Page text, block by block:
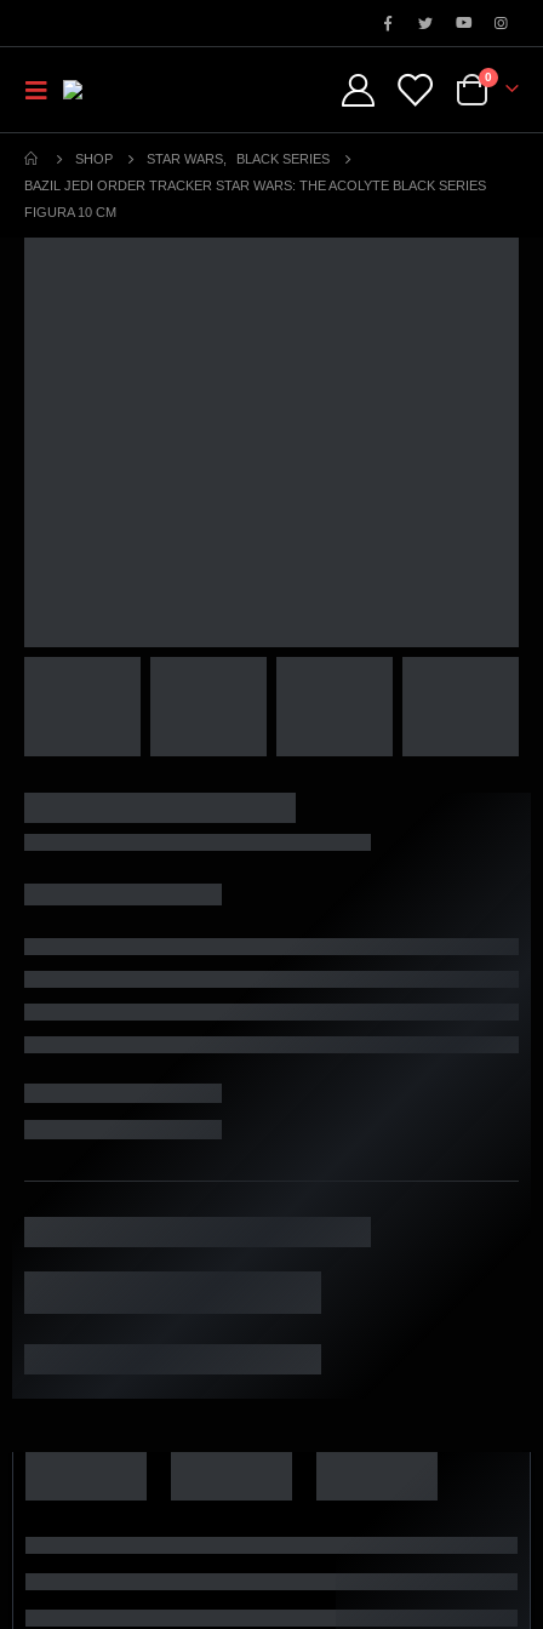
0
SHOP STAR WARS
BLACK SERIES
BAZIL JEDI ORDER TRACKER STAR WARS: THE ACOLYTE BLACK SERIES
FIGURA 10 CM